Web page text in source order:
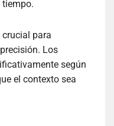
tiempo.
crucial para
Los
según
el contexto sea